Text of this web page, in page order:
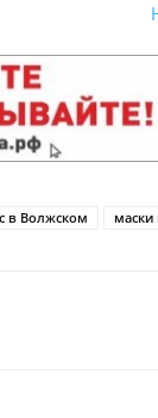
в Волжском маски